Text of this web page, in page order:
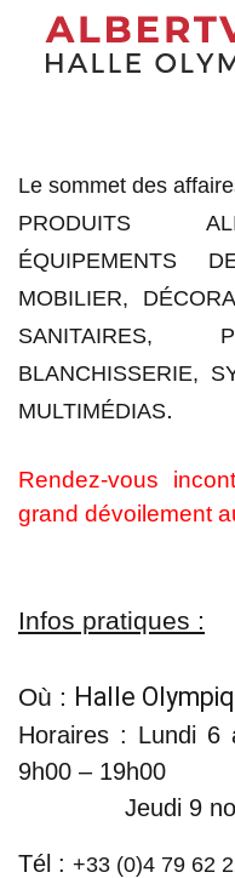
Le sommet des
PRODUITS
ÉQUIPEMENTS
MOBILIER,
SANITAIRES,
BLANCHISSERIE,
MULTIMÉDIAS.
Rendez-vous
grand dévoilement
Infos pratiques :
Où : Halle
Horaires : Lundi 6
9h00 – 19h00
Jeudi 9
Tél : +33 (0)4 79 62